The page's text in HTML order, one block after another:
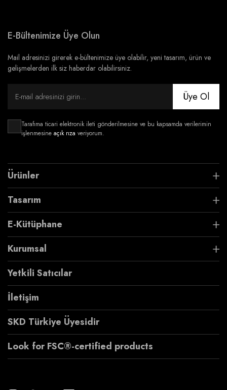
E-Bültenimize Üye Olun
Mail adresinizi girerek e-bültenimize üye olabilir, yeni tasarım, ürün ve
gelişmelerden ilk siz haberdar olabilirsiniz.
Üye Ol
Tarafıma ticari elektronik ileti gönderilmesine ve bu kapsamda verilerimin
işlenmesine açık rıza veriyorum.
Ürünler
Tasarım
E-Kütüphane
Kurumsal
Yetkili Satıcılar
İletişim
SKD Türkiye Üyesidir
Look for FSC®-certified products